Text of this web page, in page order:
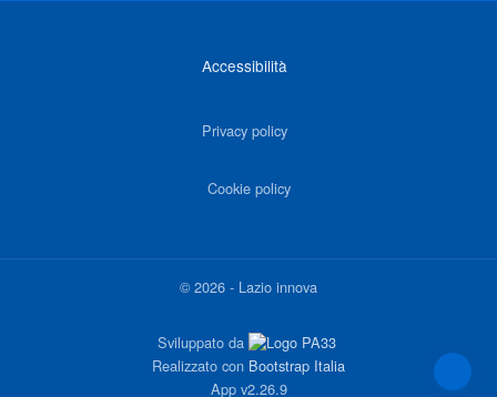
Accessibilità
Privacy policy
Cookie policy
©2026 - Lazio innova
Sviluppato da
Realizzato con Bootstrap Italia
App v2.26.9